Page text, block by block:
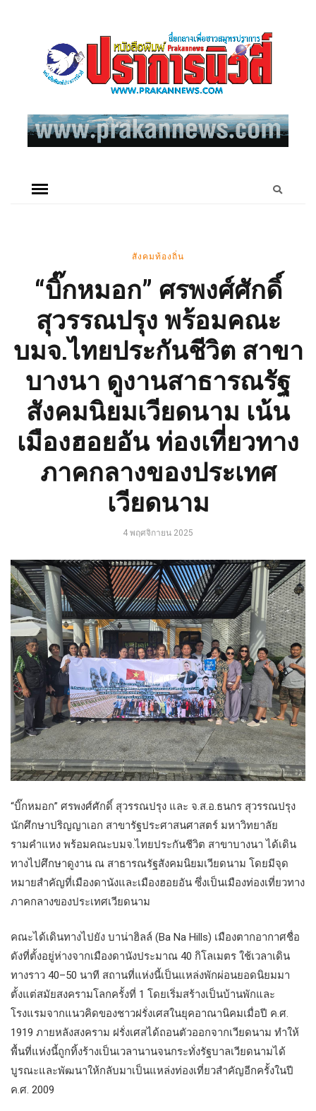
สังคมท้องถิ่น
“บิ๊กหมอก” ศรพงศ์ศักดิ์
สุวรรณปรุง พร้อมคณะ
บมจ.ไทยประกันชีวิต สาขา
บางนา ดูงานสาธารณรัฐ
สังคมนิยมเวียดนาม เน้น
เมืองฮอยอัน ท่องเที่ยวทาง
ภาคกลางของประเทศ
เวียดนาม
4 พฤศจิกายน 2025
“บิ๊กหมอก” ศรพงศ์ศักดิ์ สุวรรณปรุง และ จ.ส.อ.ธนกร สุวรรณปรุง
นักศึกษาปริญญาเอก สาขารัฐประศาสนศาสตร์ มหาวิทยาลัย
รามคำแหง พร้อมคณะบมจ.ไทยประกันชีวิต สาขาบางนา ได้เดิน
ทางไปศึกษาดูงาน ณ สาธารณรัฐสังคมนิยมเวียดนาม โดยมีจุด
หมายสำคัญที่เมืองดานังและเมืองฮอยอัน ซึ่งเป็นเมืองท่องเที่ยวทาง
ภาคกลางของประเทศเวียดนาม
คณะได้เดินทางไปยัง บาน่าฮิลล์ (Ba Na Hills) เมืองตากอากาศชื่อ
ดังที่ตั้งอยู่ห่างจากเมืองดานังประมาณ 40 กิโลเมตร ใช้เวลาเดิน
ทางราว 40–50 นาที สถานที่แห่งนี้เป็นแหล่งพักผ่อนยอดนิยมมา
ตั้งแต่สมัยสงครามโลกครั้งที่ 1 โดยเริ่มสร้างเป็นบ้านพักและ
โรงแรมจากแนวคิดของชาวฝรั่งเศสในยุคอาณานิคมเมื่อปี ค.ศ.
1919 ภายหลังสงคราม ฝรั่งเศสได้ถอนตัวออกจากเวียดนาม ทำให้
พื้นที่แห่งนี้ถูกทิ้งร้างเป็นเวลานานจนกระทั่งรัฐบาลเวียดนามได้
บูรณะและพัฒนาให้กลับมาเป็นแหล่งท่องเที่ยวสำคัญอีกครั้งในปี
ค.ศ. 2009